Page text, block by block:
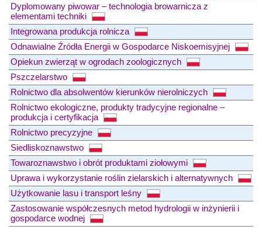
Dyplomowany piwowar – technologia browarnicza z
elementami techniki
Integrowana produkcja rolnicza
Odnawialne Źródła Energii w Gospodarce Niskoemisyjnej
Opiekun zwierząt w ogrodach zoologicznych
Pszczelarstwo
Rolnictwo dla absolwentów kierunków nierolniczych
Rolnictwo ekologiczne, produkty tradycyjne regionalne –
produkcja i certyfikacja
Rolnictwo precyzyjne
Siedliskoznawstwo
Towaroznawstwo i obrót produktami ziołowymi
Uprawa i wykorzystanie roślin zielarskich i alternatywnych
Użytkowanie lasu i transport leśny
Zastosowanie współczesnych metod hydrologii w inżynierii i
gospodarce wodnej